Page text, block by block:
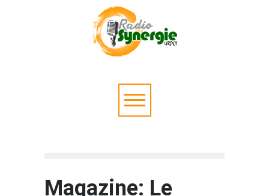
Magazine: Le